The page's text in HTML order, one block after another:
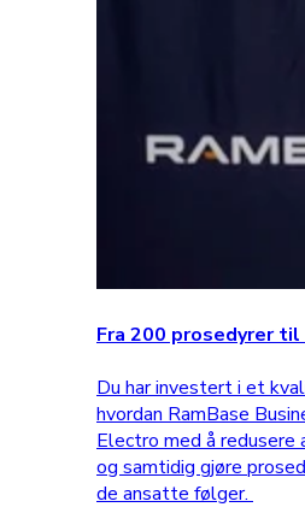
Fra 200 prosedyrer til
Du har investert i et
hvordan RamBase
Electro med å
og samtidig gjøre
de ansatte følger.